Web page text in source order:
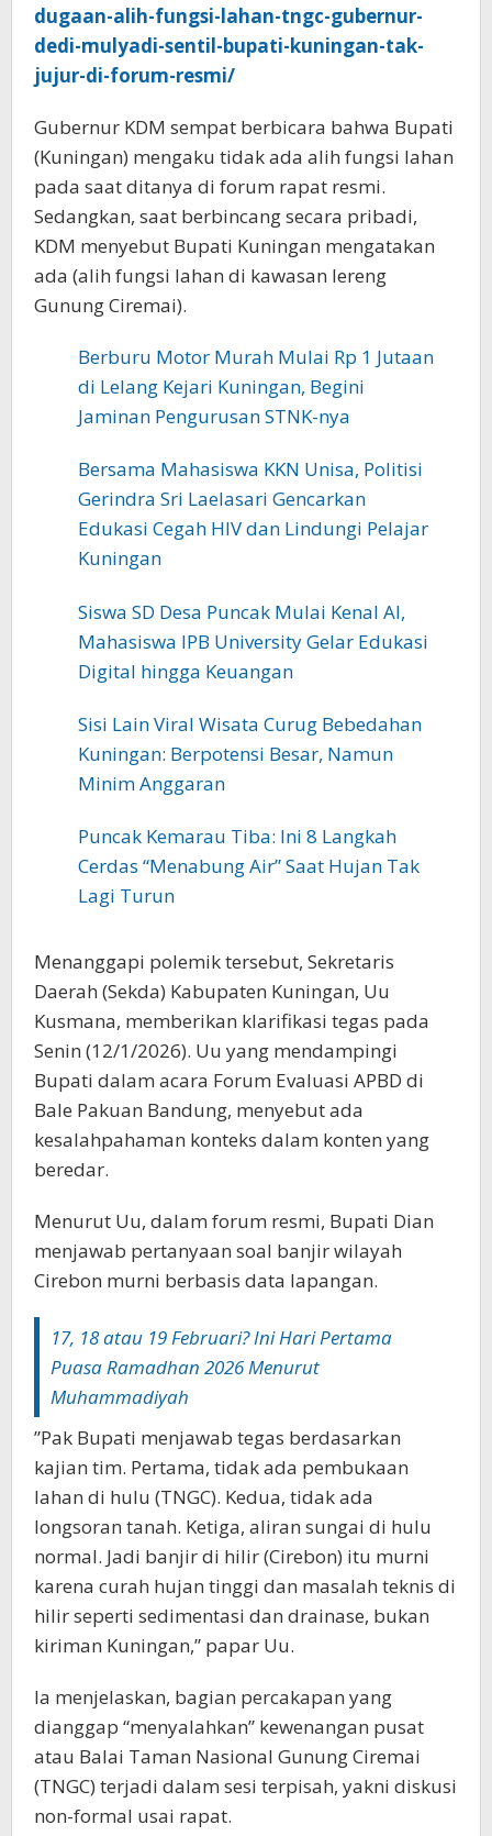
dugaan-alih-fungsi-lahan-tngc-gubernur-
dedi-mulyadi-sentil-bupati-kuningan-tak-
jujur-di-forum-resmi/
‎‎Gubernur KDM sempat berbicara bahwa Bupati
(Kuningan) mengaku tidak ada alih fungsi lahan
pada saat ditanya di forum rapat resmi.
Sedangkan, saat berbincang secara pribadi,
KDM menyebut Bupati Kuningan mengatakan
ada (alih fungsi lahan di kawasan lereng
Gunung Ciremai).
Berburu Motor Murah Mulai Rp 1 Jutaan
di Lelang Kejari Kuningan, Begini
Jaminan Pengurusan STNK-nya
Bersama Mahasiswa KKN Unisa, Politisi
Gerindra Sri Laelasari Gencarkan
Edukasi Cegah HIV dan Lindungi Pelajar
Kuningan
Siswa SD Desa Puncak Mulai Kenal AI,
Mahasiswa IPB University Gelar Edukasi
Digital hingga Keuangan
Sisi Lain Viral Wisata Curug Bebedahan
Kuningan: Berpotensi Besar, Namun
Minim Anggaran
Puncak Kemarau Tiba: Ini 8 Langkah
Cerdas “Menabung Air” Saat Hujan Tak
Lagi Turun
Menanggapi polemik tersebut, Sekretaris
Daerah (Sekda) Kabupaten Kuningan, Uu
Kusmana, memberikan klarifikasi tegas pada
Senin (12/1/2026). Uu yang mendampingi
Bupati dalam acara Forum Evaluasi APBD di
Bale Pakuan Bandung, menyebut ada
kesalahpahaman konteks dalam konten yang
beredar.
‎‎Menurut Uu, dalam forum resmi, Bupati Dian
menjawab pertanyaan soal banjir wilayah
Cirebon murni berbasis data lapangan.
‎17, 18 atau 19 Februari? Ini Hari Pertama
Puasa Ramadhan 2026 Menurut
Muhammadiyah‎‎
‎‎”Pak Bupati menjawab tegas berdasarkan
kajian tim. Pertama, tidak ada pembukaan
lahan di hulu (TNGC). Kedua, tidak ada
longsoran tanah. Ketiga, aliran sungai di hulu
normal. Jadi banjir di hilir (Cirebon) itu murni
karena curah hujan tinggi dan masalah teknis di
hilir seperti sedimentasi dan drainase, bukan
kiriman Kuningan,” papar Uu.‎‎
Ia menjelaskan, bagian percakapan yang
dianggap “menyalahkan” kewenangan pusat
atau Balai Taman Nasional Gunung Ciremai
(TNGC) terjadi dalam sesi terpisah, yakni diskusi
non-formal usai rapat.‎‎